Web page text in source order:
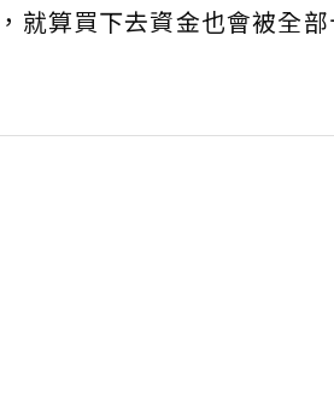
就算買下去資金也會被全